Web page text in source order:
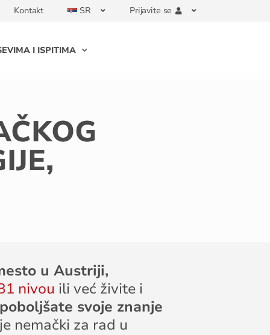
Kontakt SR Prijavite se
I ISPITIMA
u Austriji,
nivou ili već živite i
poboljšate svoje znanje
nemački za rad u